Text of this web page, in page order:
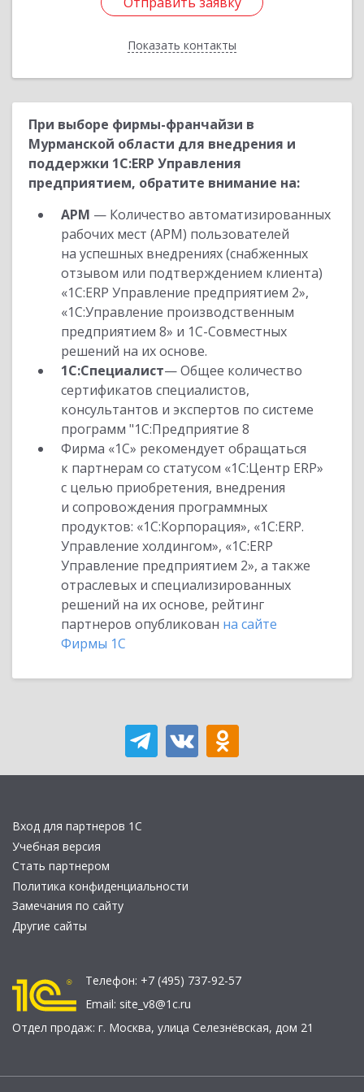
Показать контакты
Назад
При выборе фирмы-франчайзи в
Мурманской области для внедрения и
поддержки 1С:ERP Управления
предприятием, обратите внимание на:
АРМ — Количество автоматизированных
рабочих мест (АРМ) пользователей
на успешных внедрениях (снабженных
отзывом или подтверждением клиента)
«1С:ERP Управление предприятием 2»,
«1С:Управление производственным
предприятием 8» и 1С-Совместных
решений на их основе.
1С:Специалист— Общее количество
сертификатов специалистов,
консультантов и экспертов по системе
программ "1С:Предприятие 8
Фирма «1С» рекомендует обращаться
к партнерам со статусом «1С:Центр ERP»
с целью приобретения, внедрения
и сопровождения программных
продуктов: «1С:Корпорация», «1С:ERP.
Управление холдингом», «1С:ERP
Управление предприятием 2», а также
отраслевых и специализированных
решений на их основе, рейтинг
партнеров опубликован на сайте
Фирмы 1С
Вход для партнеров 1С
Учебная версия
Стать партнером
Политика конфиденциальности
Замечания по сайту
Другие сайты
Телефон: +7 (495) 737-92-57
Email: site_v8@1c.ru
Отдел продаж: г. Москва, улица Селезнёвская, дом 21